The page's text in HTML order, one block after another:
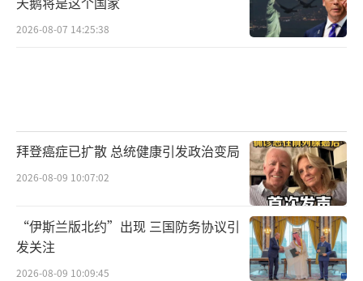
2026-08-07 14:25:38
拜登癌症已扩散 总统健康引发政治变局
2026-08-09 10:07:02
“伊斯兰版北约”出现 三国防务协议引
发关注
2026-08-09 10:09:45